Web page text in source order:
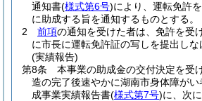
通知書(様式第6号)により、運転免許
に助成する旨を通知するものとする。
2
前項の通知を受けた者は、免許を受
に市長に運転免許証の写しを提出しな
(実績報告)
第8条
本事業の助成金の交付決定を受
造の完了後速やかに湖南市身体障が
成事業実績報告書(様式第7号)に、次